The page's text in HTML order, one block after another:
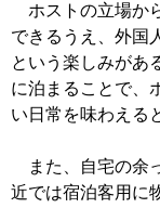
ホストの立場か
できるうえ、外国
という楽しみがあ
に泊まることで、
い日常を味わえる
また、自宅の余
近では宿泊客用に